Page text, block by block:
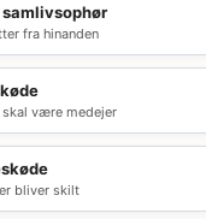
fra hinanden
skal være medejer
bliver skilt